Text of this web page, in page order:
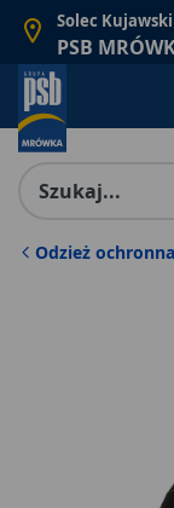
Solec Kujawski
PSB
Odzież ochronna